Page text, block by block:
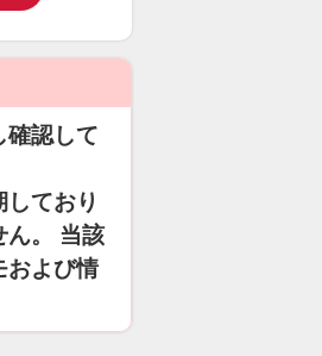
確認して
ており
ん。 当該
および情